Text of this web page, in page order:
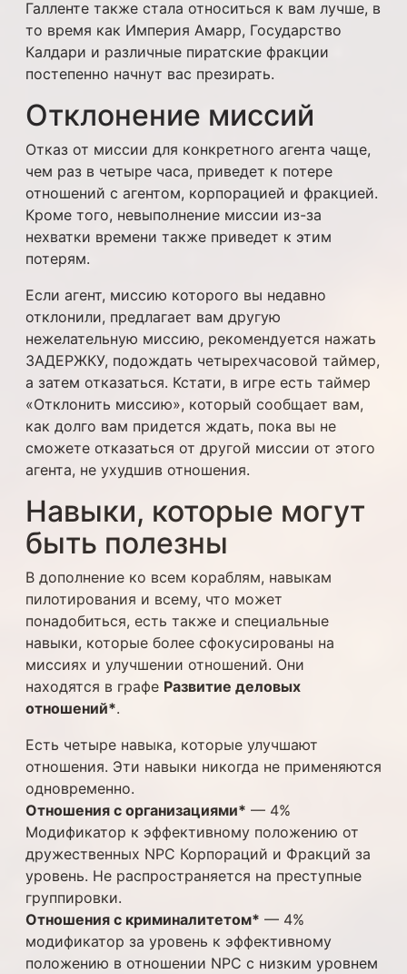
Галленте также стала относиться к вам лучше, в
то время как Империя Амарр, Государство
Калдари и различные пиратские фракции
постепенно начнут вас презирать.
Отклонение миссий
Отказ от миссии для конкретного агента чаще,
чем раз в четыре часа, приведет к потере
отношений с агентом, корпорацией и фракцией.
Кроме того, невыполнение миссии из-за
нехватки времени также приведет к этим
потерям.
Если агент, миссию которого вы недавно
отклонили, предлагает вам другую
нежелательную миссию, рекомендуется нажать
ЗАДЕРЖКУ, подождать четырехчасовой таймер,
а затем отказаться. Кстати, в игре есть таймер
«Отклонить миссию», который сообщает вам,
как долго вам придется ждать, пока вы не
сможете отказаться от другой миссии от этого
агента, не ухудшив отношения.
Навыки, которые могут
быть полезны
В дополнение ко всем кораблям, навыкам
пилотирования и всему, что может
понадобиться, есть также и специальные
навыки, которые более сфокусированы на
миссиях и улучшении отношений. Они
находятся в графе Развитие деловых
отношений*.
Есть четыре навыка, которые улучшают
отношения. Эти навыки никогда не применяются
одновременно.
Отношения с организациями* — 4%
Модификатор к эффективному положению от
дружественных NPC Корпораций и Фракций за
уровень. Не распространяется на преступные
группировки.
Отношения с криминалитетом* — 4%
модификатор за уровень к эффективному
положению в отношении NPC с низким уровнем